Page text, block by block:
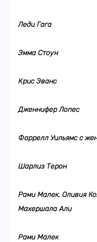
Леди Гага
Эмма Стоун
Крис Эванс
Дженнифер Лопес
Фаррелл Уильямс с
Шарлиз Терон
Рами Малек, Оливия
Махершала Али
Рами Малек